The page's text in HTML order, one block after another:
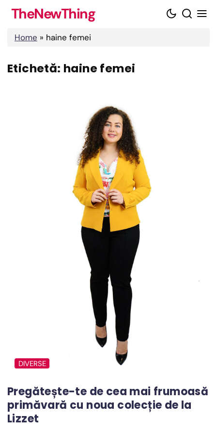
Skip
content
TheNewThing
Home » haine femei
Etichetă: haine femei
DIVERSE
Pregătește-te de cea mai frumoasă
primăvară cu noua colecție de la
Lizzet